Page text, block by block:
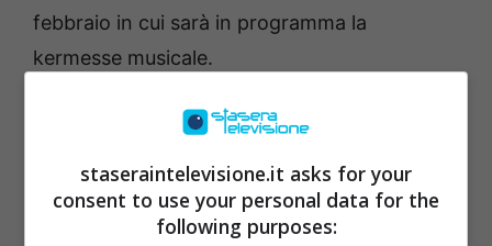
febbraio in cui sarà in programma la
kermesse musicale.
staseraintelevisione.it asks for your
consent to use your personal data for the
following purposes: